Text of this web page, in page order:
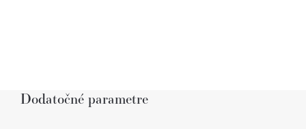
Dodatočné parametre